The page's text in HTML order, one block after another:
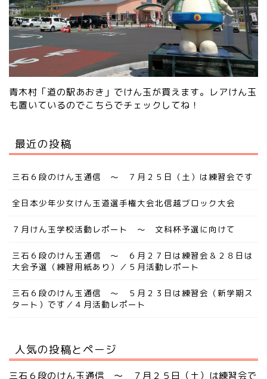
青木村「道の駅あおき」でけん玉が買えます。レアけん玉
も置いているのでこちらでチェック してね！
最近の投稿
三石６段のけん玉通信 ～ ７月２５日（土）は練習会です
全日本少年少女けん玉道選手権大会北信越ブロック大会
７月けん玉学校活動レポート ～ 文科杯予選に向けて
三石６段のけん玉通信 ～ ６月２７日は練習会＆２８日は
大会予選（練習用紙あり）／５月活動レポート
三石６段のけん玉通信 ～ ５月２３日は練習会（新学期ス
タート）です／４月活動レポート
人気の投稿とページ
三石６段のけん玉通信 ～ ７月２５日（土）は練習会で